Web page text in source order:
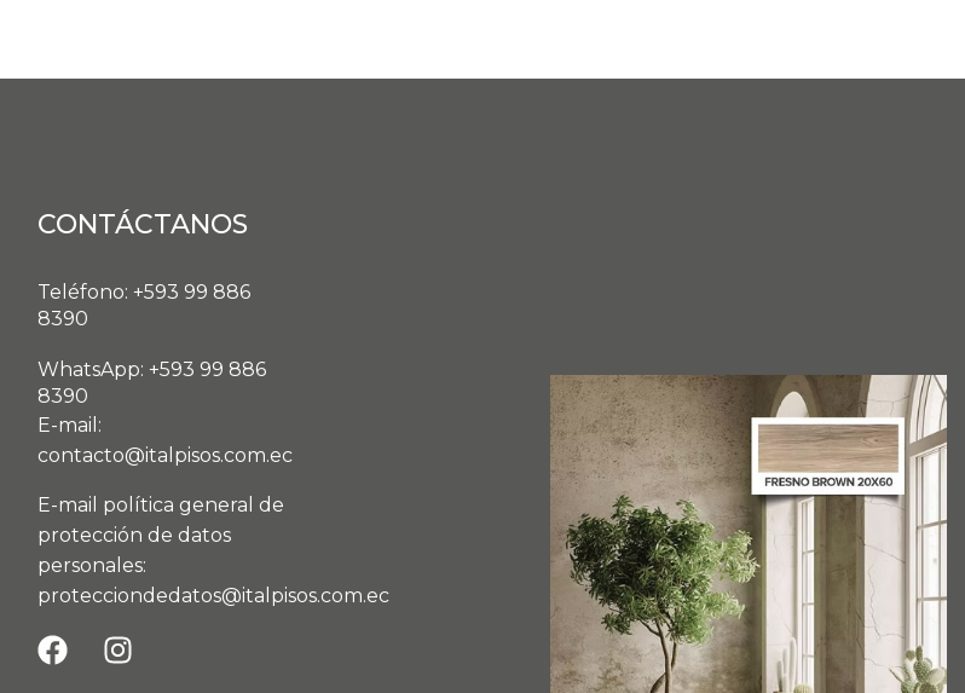
CONTÁCTANOS
Teléfono: +593 99 886
8390
WhatsApp: +593 99 886
8390
E-mail:
contacto@italpisos.com.ec
E-mail política general de
protección de datos
personales:
protecciondedatos@italpisos.com.ec